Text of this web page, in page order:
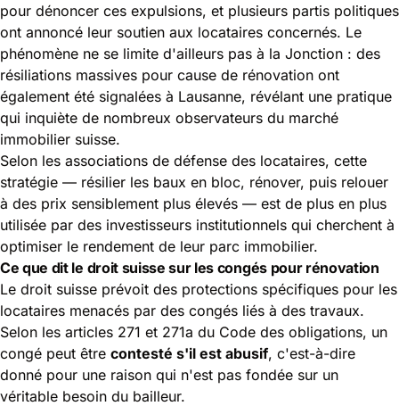
pour dénoncer ces expulsions, et plusieurs partis politiques
ont annoncé leur soutien aux locataires concernés. Le
phénomène ne se limite d'ailleurs pas à la Jonction : des
résiliations massives pour cause de rénovation ont
également été signalées à Lausanne, révélant une pratique
qui inquiète de nombreux observateurs du marché
immobilier suisse.
Selon les associations de défense des locataires, cette
stratégie — résilier les baux en bloc, rénover, puis relouer
à des prix sensiblement plus élevés — est de plus en plus
utilisée par des investisseurs institutionnels qui cherchent à
optimiser le rendement de leur parc immobilier.
Ce que dit le droit suisse sur les congés pour rénovation
Le droit suisse prévoit des protections spécifiques pour les
locataires menacés par des congés liés à des travaux.
Selon les articles 271 et 271a du Code des obligations, un
congé peut être contesté s'il est abusif, c'est-à-dire
donné pour une raison qui n'est pas fondée sur un
véritable besoin du bailleur.